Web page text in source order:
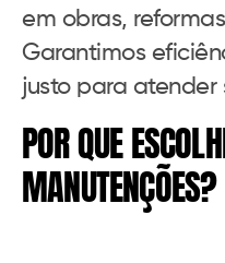
em obras,
Garantimos
justo para atender
POR QUE
MANUTENÇÕES?